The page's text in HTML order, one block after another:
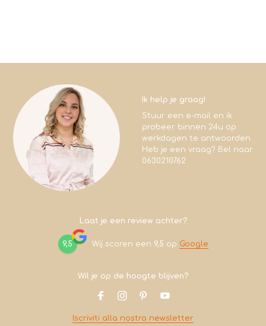
Ik help je graag!
Stuur een e-mail en ik
probeer binnen 24u op
werkdagen te antwoorden.
Heb je een vraag? Bel naar
0630210762
Laat je een review achter?
9,5 Wij scoren een 9,5 op Google
Wil je op de hoogte blijven?
Iscriviti alla nostra newsletter